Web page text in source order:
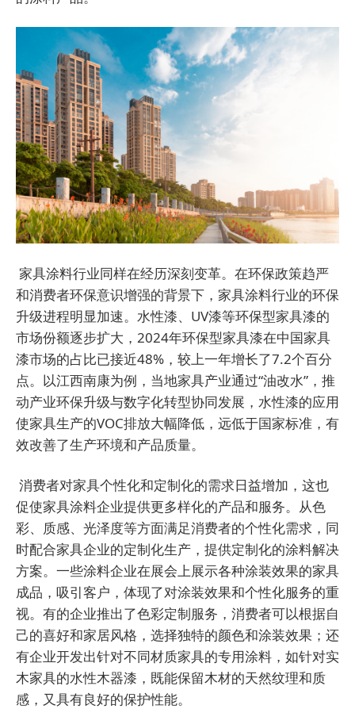
家具涂料行业同样在经历深刻变革。在环保政策趋严
和消费者环保意识增强的背景下，家具涂料行业的环保
升级进程明显加速。水性漆、UV漆等环保型家具漆的
市场份额逐步扩大，2024年环保型家具漆在中国家具
漆市场的占比已接近48%，较上一年增长了7.2个百分
点。以江西南康为例，当地家具产业通过“油改水”，推
动产业环保升级与数字化转型协同发展，水性漆的应用
使家具生产的VOC排放大幅降低，远低于国家标准，有
效改善了生产环境和产品质量。
消费者对家具个性化和定制化的需求日益增加，这也
促使家具涂料企业提供更多样化的产品和服务。从色
彩、质感、光泽度等方面满足消费者的个性化需求，同
时配合家具企业的定制化生产，提供定制化的涂料解决
方案。一些涂料企业在展会上展示各种涂装效果的家具
成品，吸引客户，体现了对涂装效果和个性化服务的重
视。有的企业推出了色彩定制服务，消费者可以根据自
己的喜好和家居风格，选择独特的颜色和涂装效果；还
有企业开发出针对不同材质家具的专用涂料，如针对实
木家具的水性木器漆，既能保留木材的天然纹理和质
感，又具有良好的保护性能。